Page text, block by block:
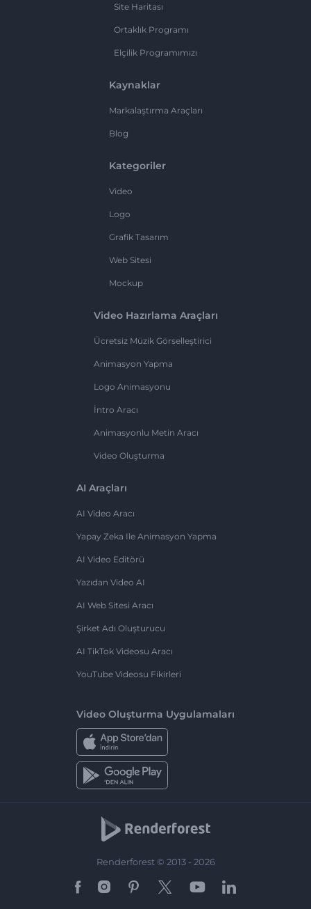
Site Haritası
Ortaklık Programı
Elçilik Programımızı
Kaynaklar
Markalaştırma Araçları
Blog
Kategoriler
Video
Logo
Grafik Tasarım
Web Sitesi
Mockup
Video Hazırlama Araçları
Ücretsiz Müzik Görselleştirici
Animasyon Yapma
Logo Animasyonu
İntro Aracı
Animasyonlu Metin Aracı
Video Oluşturma
AI Araçları
AI Video Aracı
Yapay Zeka Ile Animasyon Yapma
AI Video Editörü
Yazıdan Video AI
AI Web Sitesi Aracı
Şirket Adı Oluşturucu
AI TikTok Videosu Aracı
YouTube Videosu Fikirleri
Video Oluşturma Uygulamaları
Renderforest © 2013 - 2026